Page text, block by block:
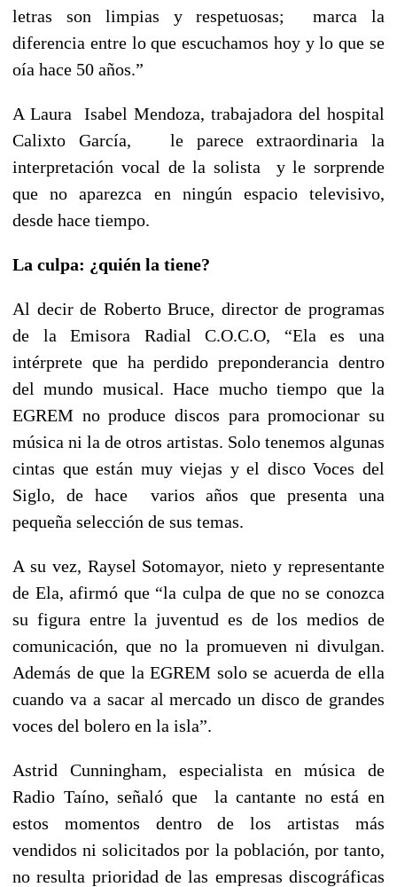
letras son limpias y respetuosas; marca la
diferencia entre lo que escuchamos hoy y lo que se
oía hace 50 años.”
A Laura Isabel Mendoza, trabajadora del hospital
Calixto García, le parece extraordinaria la
interpretación vocal de la solista y le sorprende
que no aparezca en ningún espacio televisivo,
desde hace tiempo.
La culpa: ¿quién la tiene?
Al decir de Roberto Bruce, director de programas
de la Emisora Radial C.O.C.O, “Ela es una
intérprete que ha perdido preponderancia dentro
del mundo musical. Hace mucho tiempo que la
EGREM no produce discos para promocionar su
música ni la de otros artistas. Solo tenemos algunas
cintas que están muy viejas y el disco Voces del
Siglo, de hace varios años que presenta una
pequeña selección de sus temas.
A su vez, Raysel Sotomayor, nieto y representante
de Ela, afirmó que “la culpa de que no se conozca
su figura entre la juventud es de los medios de
comunicación, que no la promueven ni divulgan.
Además de que la EGREM solo se acuerda de ella
cuando va a sacar al mercado un disco de grandes
voces del bolero en la isla”.
Astrid Cunningham, especialista en música de
Radio Taíno, señaló que la cantante no está en
estos momentos dentro de los artistas más
vendidos ni solicitados por la población, por tanto,
no resulta prioridad de las empresas discográficas